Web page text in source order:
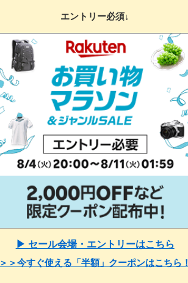
エントリー必須↓
▶ セール会場・エントリーはこちら
＞＞今すぐ使える「半額」クーポンはこちら！